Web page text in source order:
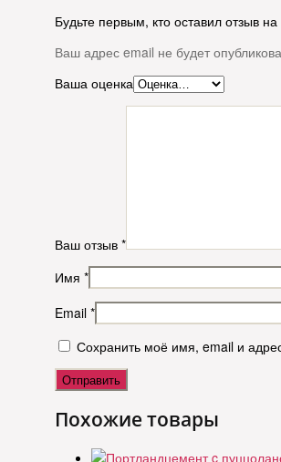
Будьте первым, кто оставил отзыв
Ваш адрес email не будет
Ваша оценка
Ваш отзыв *
Имя *
Email *
Сохранить моё имя, email и
Похожие товары